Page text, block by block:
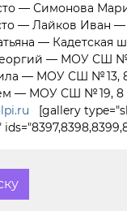
— Симонова
— Лайков
— Кадетская
— МОУ СШ №
— МОУ СШ № 13,
— МОУ СШ № 19, 8
[gallery